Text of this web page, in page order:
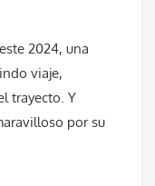
2024, una
viaje,
trayecto. Y
por su